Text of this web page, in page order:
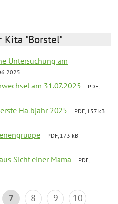
Kita "Borstel"
Untersuchung am
am 31.07.2025
PDF,
Halbjahr 2025
PDF, 157 kB
PDF, 173 kB
Sicht einer Mama
PDF,
7 8 9
10